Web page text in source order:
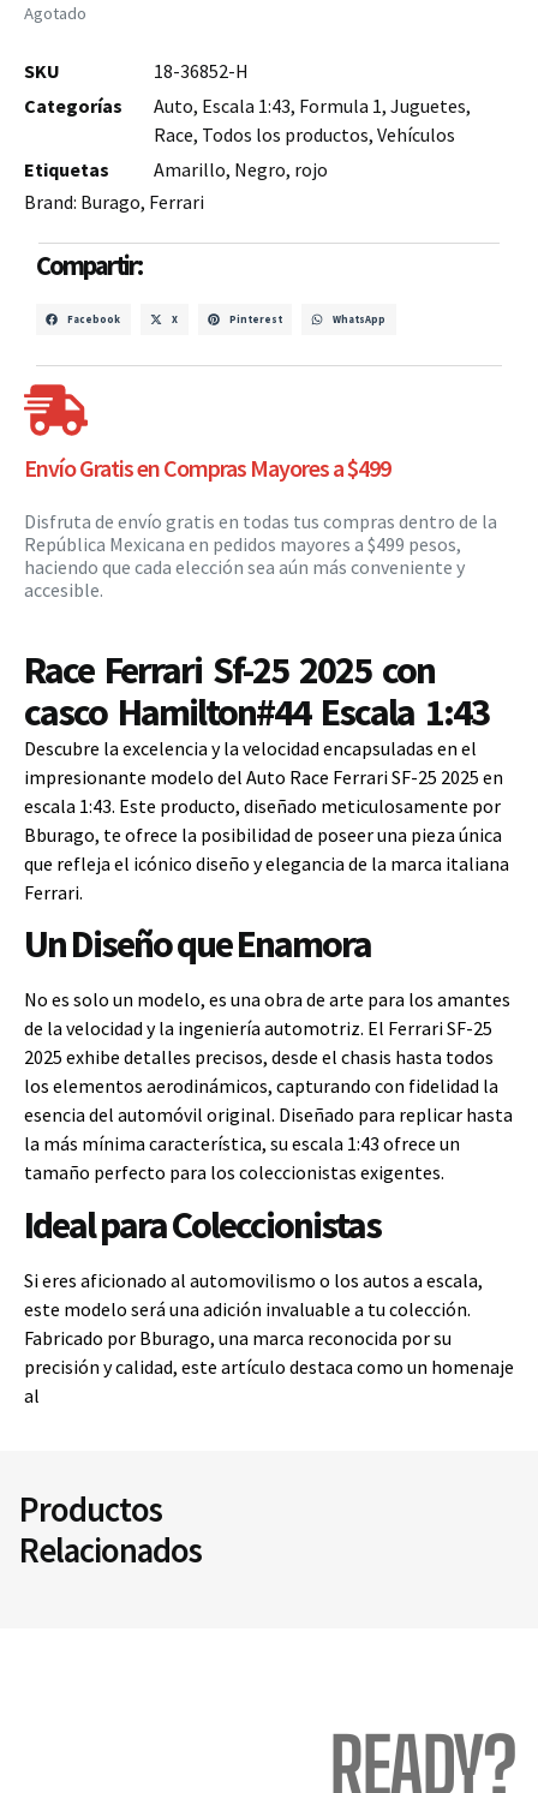
Agotado
SKU
18-36852-H
Categorías
Auto, Escala 1:43, Formula 1, Juguetes,
Race, Todos los productos, Vehículos
Etiquetas
Amarillo, Negro, rojo
Brand: Burago, Ferrari
Compartir:
Facebook X Pinterest WhatsApp
Envío Gratis en Compras Mayores a $499
Disfruta de envío gratis en todas tus compras dentro de la
República Mexicana en pedidos mayores a $499 pesos,
haciendo que cada elección sea aún más conveniente y
accesible.
Race Ferrari Sf-25 2025 con
casco Hamilton#44 Escala 1:43
Descubre la excelencia y la velocidad encapsuladas en el
impresionante modelo del Auto Race Ferrari SF-25 2025 en
escala 1:43. Este producto, diseñado meticulosamente por
Bburago, te ofrece la posibilidad de poseer una pieza única
que refleja el icónico diseño y elegancia de la marca italiana
Ferrari.
Un Diseño que Enamora
No es solo un modelo, es una obra de arte para los amantes
de la velocidad y la ingeniería automotriz. El Ferrari SF-25
2025 exhibe detalles precisos, desde el chasis hasta todos
los elementos aerodinámicos, capturando con fidelidad la
esencia del automóvil original. Diseñado para replicar hasta
la más mínima característica, su escala 1:43 ofrece un
tamaño perfecto para los coleccionistas exigentes.
Ideal para Coleccionistas
Si eres aficionado al automovilismo o los autos a escala,
este modelo será una adición invaluable a tu colección.
Fabricado por Bburago, una marca reconocida por su
precisión y calidad, este artículo destaca como un homenaje
al
Productos
Relacionados
READY?